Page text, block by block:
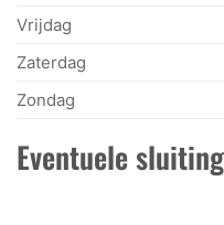
Vrijdag
Zaterdag
Zondag
Eventuele